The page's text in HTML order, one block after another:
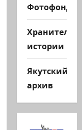
Фотофонд
Хранители
истории
Якутский
архив